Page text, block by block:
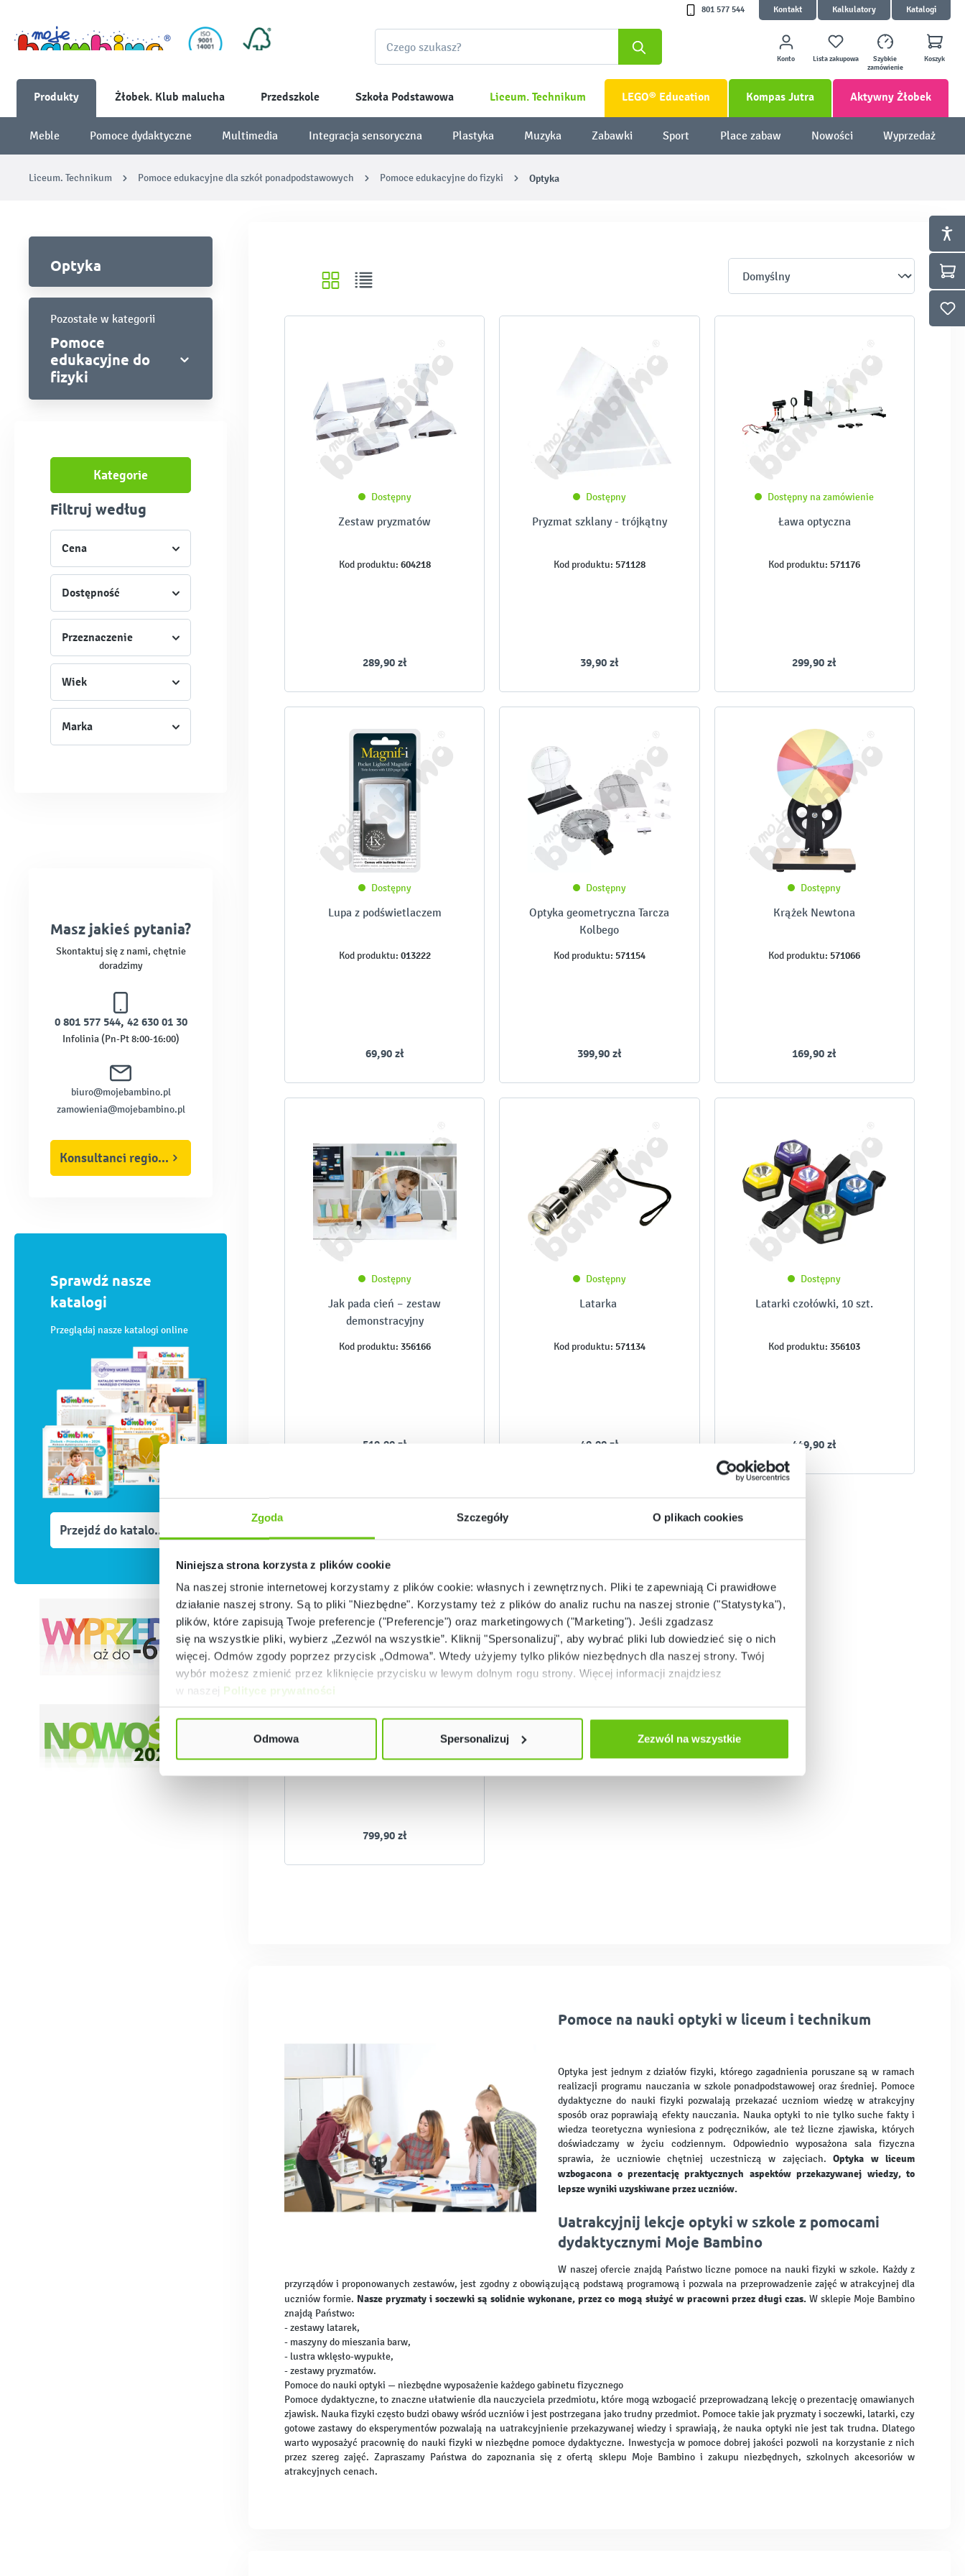
Zgoda Szczegóły O plikach cookies
Niniejsza strona korzysta z plików cookie
Na naszej stronie internetowej korzystamy z plików cookie: własnych i zewnętrznych. Pliki te zapewniają Ci prawidłowe
działanie naszej strony. Są to pliki "Niezbędne". Korzystamy też z plików do analiz ruchu na naszej stronie ("Statystyka"),
plików, które zapisują Twoje preferencje ("Preferencje") oraz marketingowych ("Marketing"). Jeśli zgadzasz
się na wszystkie pliki, wybierz „Zezwól na wszystkie”. Kliknij "Spersonalizuj", aby wybrać pliki lub dowiedzieć się o nich
więcej. Odmów zgody poprzez przycisk „Odmowa”. Wtedy użyjemy tylko plików niezbędnych dla naszej strony. Twój
wybór możesz zmienić przez kliknięcie przycisku w lewym dolnym rogu strony. Więcej informacji znajdziesz
w naszej Polityce prywatności
Odmowa Spersonalizuj Zezwól na wszystkie
801 577 544 Kontakt Kalkulatory Katalogi
Konto Lista zakupowa
Szybkie
zamówienie
Koszyk
Produkty Żłobek. Klub malucha Przedszkole Szkoła Podstawowa Liceum. Technikum LEGO® Education Kompas Jutra Aktywny Żłobek
Meble Pomoce dydaktyczne Multimedia Integracja sensoryczna Plastyka Muzyka Zabawki Sport Place zabaw Nowości Wyprzedaż
Liceum. Technikum Pomoce edukacyjne dla szkół ponadpodstawowych Pomoce edukacyjne do fizyki Optyka
Optyka
Pozostałe w kategorii
Pomoce
edukacyjne do
fizyki
Kategorie
Filtruj według
Cena
Dostępność
Przeznaczenie
Wiek
Marka
Masz jakieś pytania?
Skontaktuj się z nami, chętnie
doradzimy
0 801 577 544, 42 630 01 30
Infolinia (Pn-Pt 8:00-16:00)
biuro@mojebambino.pl
zamowienia@mojebambino.pl
Konsultanci regionalni
Sprawdź nasze
katalogi
Przeglądaj nasze katalogi online
Przejdź do katalogów
Dostępny
Zestaw pryzmatów
Kod produktu: 604218
289,90 zł
Dostępny
Pryzmat szklany - trójkątny
Kod produktu: 571128
39,90 zł
Dostępny na zamówienie
Ława optyczna
Kod produktu: 571176
299,90 zł
Dostępny
Lupa z podświetlaczem
Kod produktu: 013222
69,90 zł
Dostępny
Optyka geometryczna Tarcza
Kolbego
Kod produktu: 571154
399,90 zł
Dostępny
Krążek Newtona
Kod produktu: 571066
169,90 zł
Dostępny
Jak pada cień – zestaw
demonstracyjny
Kod produktu: 356166
519,90 zł
Dostępny
Latarka
Kod produktu: 571134
49,90 zł
Dostępny
Latarki czołówki, 10 szt.
Kod produktu: 356103
449,90 zł
Dostępny
Zestaw 6 latarek ze stacją
799,90 zł
Pomoce na nauki optyki w liceum i technikum
Optyka jest jednym z działów fizyki, którego zagadnienia poruszane są w ramach
realizacji programu nauczania w szkole ponadpodstawowej oraz średniej. Pomoce
dydaktyczne do nauki fizyki pozwalają przekazać uczniom wiedzę w atrakcyjny
sposób oraz poprawiają efekty nauczania. Nauka optyki to nie tylko suche fakty i
wiedza teoretyczna wyniesiona z podręczników, ale też liczne zjawiska, których
doświadczamy w życiu codziennym. Odpowiednio wyposażona sala fizyczna
sprawia, że uczniowie chętniej uczestniczą w zajęciach.Optyka w liceum
wzbogacona o prezentację praktycznych aspektów przekazywanej wiedzy, to
lepsze wyniki uzyskiwane przez uczniów.
Uatrakcyjnij lekcje optyki w szkole z pomocami
dydaktycznymi Moje Bambino
W naszej ofercie znajdą Państwo liczne pomoce na nauki fizyki w szkole. Każdy z
przyrządów i proponowanych zestawów, jest zgodny z obowiązującą podstawą programową i pozwala na przeprowadzenie zajęć w atrakcyjnej dla
uczniów formie. Nasze pryzmaty i soczewki są solidnie wykonane, przez co mogą służyć w pracowni przez długi czas.W sklepie Moje Bambino
znajdą Państwo:
- zestawy latarek,
- maszyny do mieszania barw,
- lustra wklęsło-wypukłe,
- zestawy pryzmatów.
Pomoce do nauki optyki — niezbędne wyposażenie każdego gabinetu fizycznego
Pomoce dydaktyczne, to znaczne ułatwienie dla nauczyciela przedmiotu, które mogą wzbogacić przeprowadzaną lekcję o prezentację omawianych
zjawisk. Nauka fizyki często budzi obawy wśród uczniów i jest postrzegana jako trudny przedmiot. Pomoce takie jak pryzmaty i soczewki, latarki, czy
gotowe zastawy do eksperymentów pozwalają na uatrakcyjnienie przekazywanej wiedzy i sprawiają, że nauka optyki nie jest tak trudna. Dlatego
warto wyposażyć pracownię do nauki fizyki w niezbędne pomoce dydaktyczne. Inwestycja w pomoce dobrej jakości pozwoli na korzystanie z nich
przez szereg zajęć. Zapraszamy Państwa do zapoznania się z ofertą sklepu Moje Bambino i zakupu niezbędnych, szkolnych akcesoriów w
atrakcyjnych cenach.